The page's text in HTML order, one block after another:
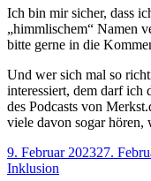
Ich bin mir sicher, dass
„himmlischem“ Namen
bitte gerne in die
Und wer sich mal so
interessiert, dem darf ich
des Podcasts von
viele davon sogar hören,
Veröffentlicht
am
9. Februar 202327.
Inklusion